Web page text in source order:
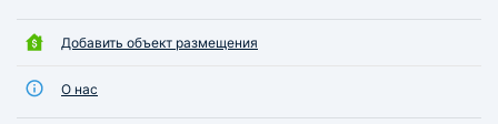
Добавить объект размещения
О нас